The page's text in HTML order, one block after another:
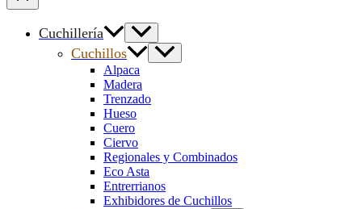
Cuchillería
Cuchillos
Alpaca
Madera
Trenzado
Hueso
Cuero
Ciervo
Regionales y Combinados
Eco Asta
Entrerrianos
Exhibidores de Cuchillos